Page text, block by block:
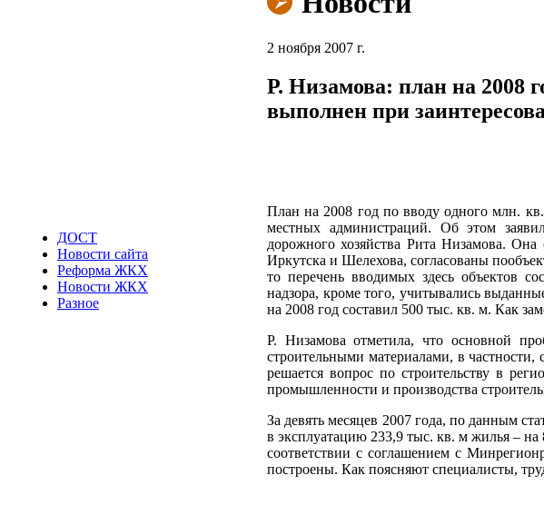
ДОСТ
Новости сайта
Реформа ЖКХ
Новости ЖКХ
Разное
2 ноября 2007 г.
Р. Низамова: план на 2008
выполнен при
План на 2008 год по вводу одного млн.
местных администраций. Об этом
дорожного хозяйства Рита Низамова.
Иркутска и Шелехова, согласованы
то перечень вводимых здесь объектов
надзора, кроме того, учитывались
на 2008 год составил 500 тыс. кв. м. Как
Р. Низамова отметила, что основной
строительными материалами, в частности,
решается вопрос по строительству в
промышленности и производства
За девять месяцев 2007 года, по данным
в эксплуатацию 233,9 тыс. кв. м жилья –
соответствии с соглашением с
построены. Как поясняют специалисты,